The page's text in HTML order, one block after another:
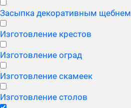
Засыпка декоративным щебнем
Изготовление крестов
Изготовление оград
Изготовление скамеек
Изготовление столов